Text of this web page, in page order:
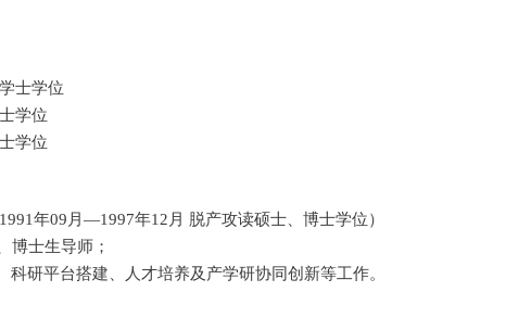
士学位
学位
学位
1991年09月 —1997年12月 脱产攻读硕士、博士学位）
博士生导师；
科研平台搭建、人才培养及产学研协同创新等工作。